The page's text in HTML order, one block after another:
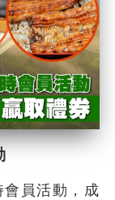
員活動，成